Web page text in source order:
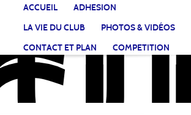
ACCUEIL
ADHESION
LA VIE DU CLUB
PHOTOS & VIDÉOS
CONTACT ET PLAN
COMPETITION
des cookies